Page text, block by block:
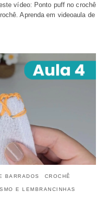
vídeo: Ponto puff no crochê
Aprenda em videoaula de
BARRADOS CROCHÊ
E LEMBRANCINHAS